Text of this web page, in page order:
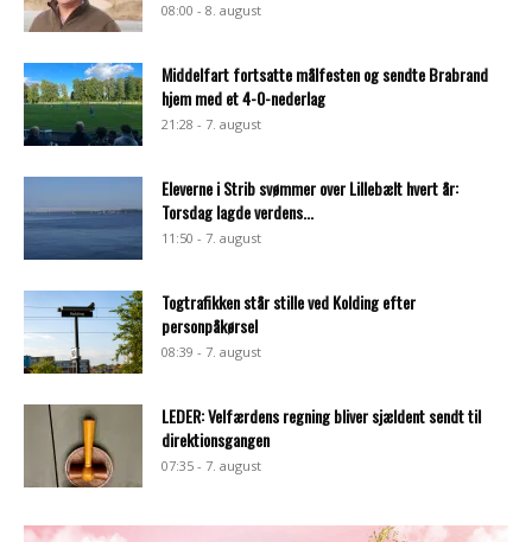
08:00 - 8. august
Middelfart fortsatte målfesten og sendte Brabrand
hjem med et 4-0-nederlag
21:28 - 7. august
Eleverne i Strib svømmer over Lillebælt hvert år:
Torsdag lagde verdens...
11:50 - 7. august
Togtrafikken står stille ved Kolding efter
personpåkørsel
08:39 - 7. august
LEDER: Velfærdens regning bliver sjældent sendt til
direktionsgangen
07:35 - 7. august